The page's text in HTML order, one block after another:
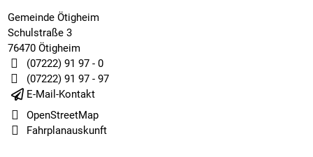
Gemeinde Ötigheim
Schulstraße 3
76470 Ötigheim
(07222) 91 97 - 0
(07222) 91 97 - 97
E-Mail-Kontakt
OpenStreetMap
Fahrplanauskunft